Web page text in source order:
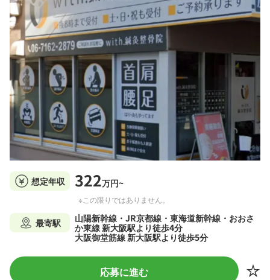
想定年収 322万円~
※この限りではありません。
最寄駅
山陽新幹線・JR京都線・東海道新幹線・おおさ
か東線 新大阪駅より徒歩4分
大阪御堂筋線 新大阪駅より徒歩5分
応募に進む